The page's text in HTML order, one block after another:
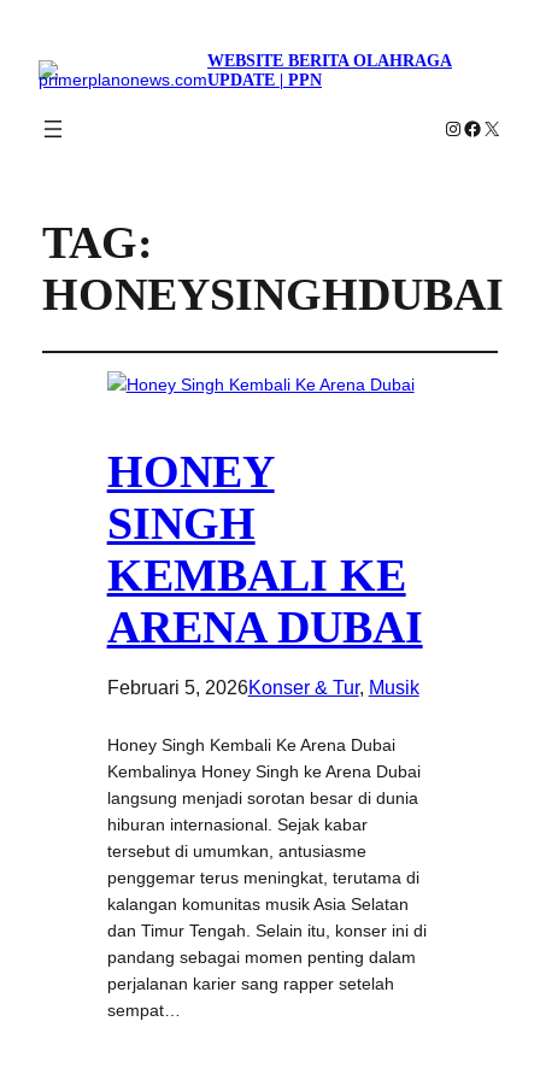
WEBSITE BERITA OLAHRAGA
UPDATE | PPN
Instagram
X
TAG:
HONEYSINGHDUBAI
HONEY
SINGH
KEMBALI KE
ARENA DUBAI
Februari 5, 2026Konser & Tur, Musik
Honey Singh Kembali Ke Arena Dubai
Kembalinya Honey Singh ke Arena Dubai
langsung menjadi sorotan besar di dunia
hiburan internasional. Sejak kabar
tersebut di umumkan, antusiasme
penggemar terus meningkat, terutama di
kalangan komunitas musik Asia Selatan
dan Timur Tengah. Selain itu, konser ini di
pandang sebagai momen penting dalam
perjalanan karier sang rapper setelah
sempat…